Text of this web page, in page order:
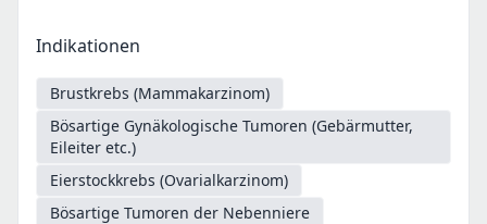
Indikationen
Brustkrebs (Mammakarzinom)
Bösartige Gynäkologische Tumoren (Gebärmutter,
Eileiter etc.)
Eierstockkrebs (Ovarialkarzinom)
Bösartige Tumoren der Nebenniere